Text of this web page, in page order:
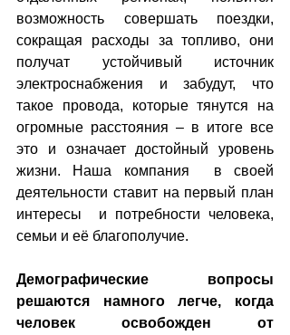
возможность совершать поездки,
сокращая расходы за топливо, они
получат устойчивый источник
электроснабжения и забудут, что
такое провода, которые тянутся на
огромные расстояния – в итоге все
это и означает достойный уровень
жизни. Наша компания  в своей
деятельности ставит на первый план
интересы  и потребности человека,
семьи и её благополучие.
Демографические вопросы
решаются намного легче, когда
человек освобожден от